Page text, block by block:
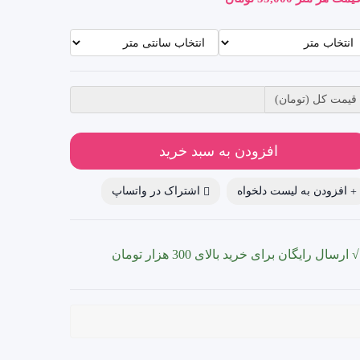
قیمت کل (تومان)
افزودن به سبد خرید
افزودن به لیست دلخواه اشتراک در واتساپ
√ ارسال رایگان برای خرید بالای 300 هزار تومان